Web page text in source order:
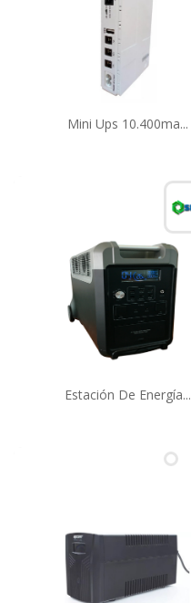
Mini Ups 10.400ma...
Estación De Energía...